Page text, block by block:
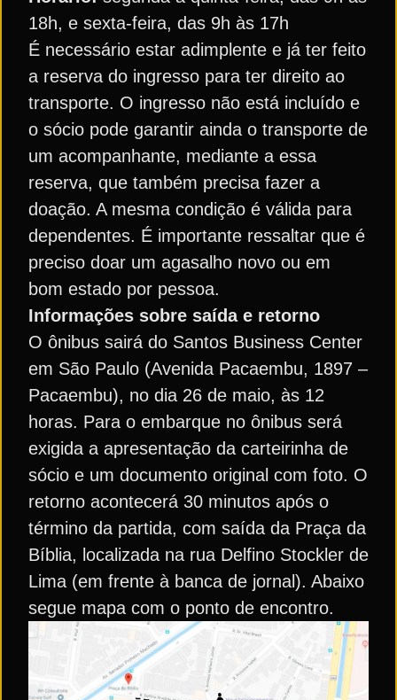
18h, e sexta-feira, das 9h às 17h
É necessário estar adimplente e já ter feito
a reserva do ingresso para ter direito ao
transporte. O ingresso não está incluído e
o sócio pode garantir ainda o transporte de
um acompanhante, mediante a essa
reserva, que também precisa fazer a
doação. A mesma condição é válida para
dependentes. É importante ressaltar que é
preciso doar um agasalho novo ou em
bom estado por pessoa.
Informações sobre saída e retorno
O ônibus sairá do Santos Business Center
em São Paulo (Avenida Pacaembu, 1897 –
Pacaembu), no dia 26 de maio, às 12
horas. Para o embarque no ônibus será
exigida a apresentação da carteirinha de
sócio e um documento original com foto. O
retorno acontecerá 30 minutos após o
término da partida, com saída da Praça da
Bíblia, localizada na rua Delfino Stockler de
Lima (em frente à banca de jornal). Abaixo
segue mapa com o ponto de encontro.